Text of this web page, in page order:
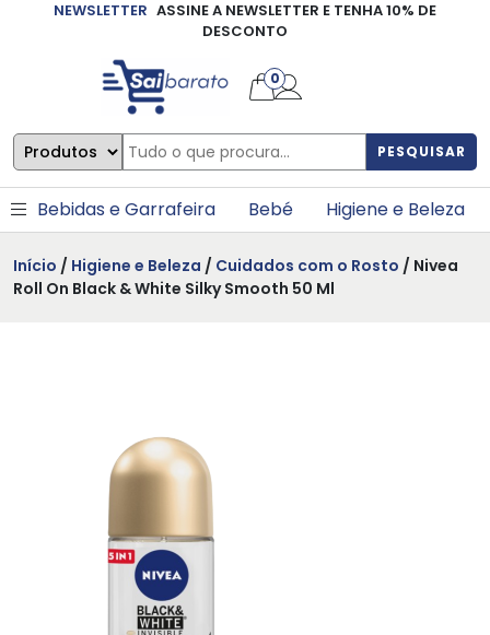
NEWSLETTER ASSINE A NEWSLETTER E TENHA 10% DE
DESCONTO
PESQUISAR
0
Bebidas e Garrafeira Bebé Higiene e Beleza
Início / Higiene e Beleza / Cuidados com o Rosto / Nivea
Roll On Black & White Silky Smooth 50 Ml